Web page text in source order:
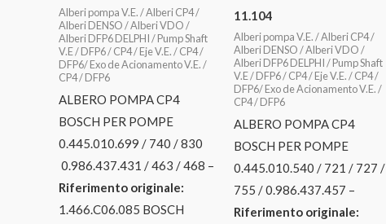
Alberi pompa V.E. / Alberi CP4 /
Alberi DENSO / Alberi VDO /
Alberi DFP6 DELPHI / Pump Shaft
V.E / DFP6 / CP4 / Eje V.E. / CP4 /
DFP6/ Exo de Acionamento V.E. /
CP4 / DFP6
ALBERO POMPA CP4
BOSCH PER POMPE
0.445.010.699 / 740 / 830
0.986.437.431 / 463 / 468 –
Riferimento originale:
1.466.C06.085 BOSCH
11.104
Alberi pompa V.E. / Alberi CP4 /
Alberi DENSO / Alberi VDO /
Alberi DFP6 DELPHI / Pump Shaft
V.E / DFP6 / CP4 / Eje V.E. / CP4 /
DFP6/ Exo de Acionamento V.E. /
CP4 / DFP6
ALBERO POMPA CP4
BOSCH PER POMPE
0.445.010.540 / 721 / 727 /
755 / 0.986.437.457 –
Riferimento originale: